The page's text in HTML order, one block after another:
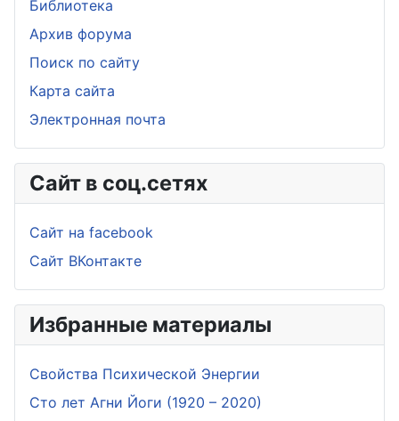
Библиотека
Архив форума
Поиск по сайту
Карта сайта
Электронная почта
Сайт в соц.сетях
Сайт на facebook
Сайт ВКонтакте
Избранные материалы
Свойства Психической Энергии
Сто лет Агни Йоги (1920 – 2020)